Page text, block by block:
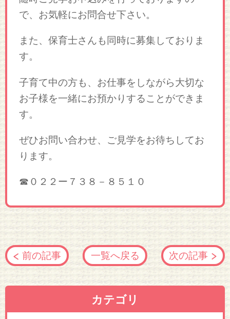
で、お気軽にお問合せ下さい。
また、保育士さんも同時に募集しておりま
す。
子育て中の方も、お仕事をしながら大切な
お子様を一緒にお預かりすることができま
す。
ぜひお問い合わせ、ご見学をお待ちしてお
ります。
☎０２２ー７３８－８５１０
前の記事 一覧へ戻る 次の記事
カテゴリ